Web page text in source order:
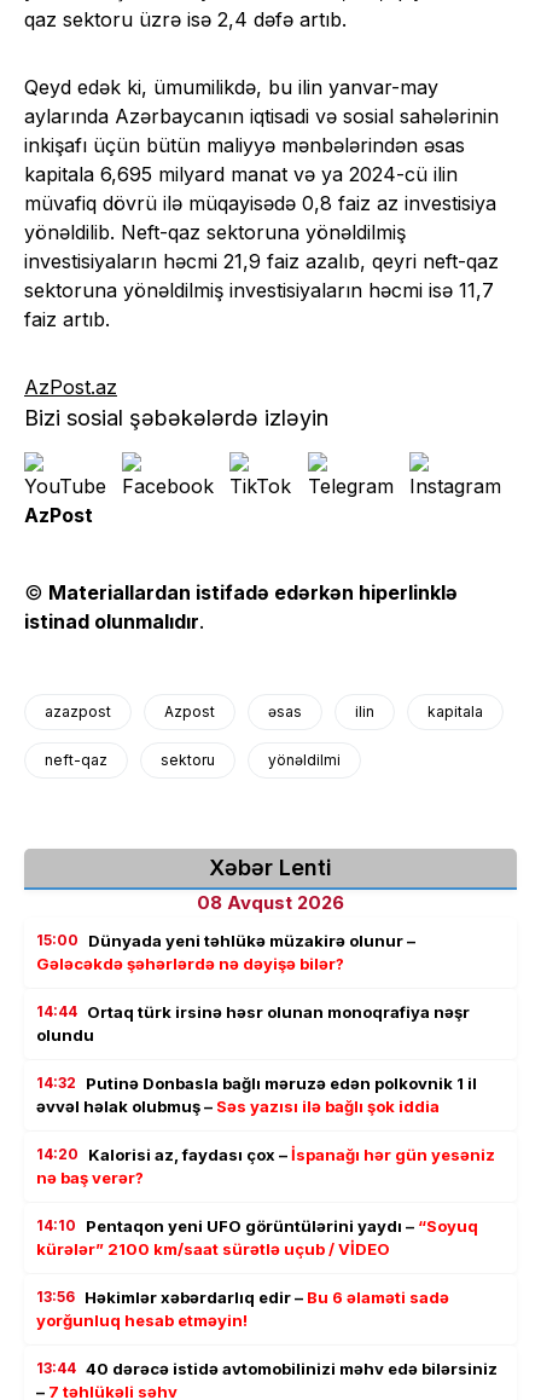
qaz sektoru üzrə isə 2,4 dəfə artıb.
Qeyd edək ki, ümumilikdə, bu ilin yanvar-may
aylarında Azərbaycanın iqtisadi və sosial sahələrinin
inkişafı üçün bütün maliyyə mənbələrindən əsas
kapitala 6,695 milyard manat və ya 2024-cü ilin
müvafiq dövrü ilə müqayisədə 0,8 faiz az investisiya
yönəldilib. Neft-qaz sektoruna yönəldilmiş
investisiyaların həcmi 21,9 faiz azalıb, qeyri neft-qaz
sektoruna yönəldilmiş investisiyaların həcmi isə 11,7
faiz artıb.
AzPost.az
Bizi sosial şəbəkələrdə izləyin
AzPost
© Materiallardan istifadə edərkən hiperlinklə
istinad olunmalıdır.
azazpost Azpost əsas ilin kapitala
neft-qaz sektoru yönəldilmi
Xəbər Lenti
08 Avqust 2026
15:00
Dünyada yeni təhlükə müzakirə olunur –
Gələcəkdə şəhərlərdə nə dəyişə bilər?
14:44 Ortaq türk irsinə həsr olunan monoqrafiya nəşr
olundu
14:32
Putinə Donbasla bağlı məruzə edən polkovnik 1 il
əvvəl həlak olubmuş – Səs yazısı ilə bağlı şok iddia
14:20 Kalorisi az, faydası çox –İspanağı hər gün yesəniz
nə baş verər?
14:10 Pentaqon yeni UFO görüntülərini yaydı – “Soyuq
kürələr” 2100 km/saat sürətlə uçub / VİDEO
13:56 Həkimlər xəbərdarlıq edir – Bu 6 əlaməti sadə
yorğunluq hesab etməyin!
13:44 40 dərəcə istidə avtomobilinizi məhv edə bilərsiniz
– 7 təhlükəli səhv